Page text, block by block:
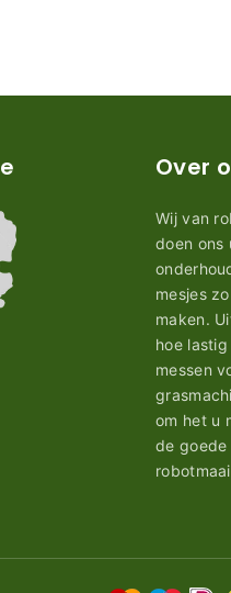
Over
Wij van
doen ons
mesjes
maken.
hoe
messen
om het u
de goede